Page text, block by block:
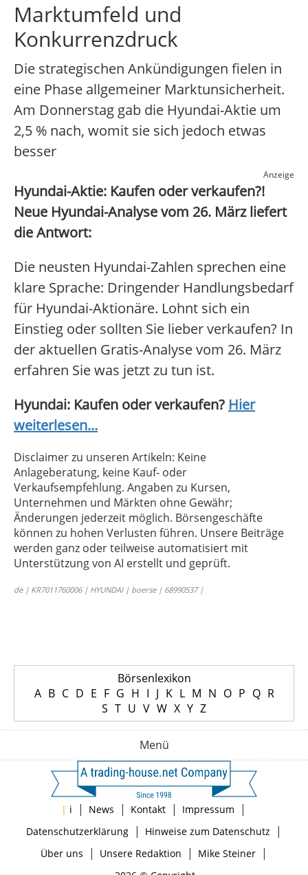
Marktumfeld und
Konkurrenzdruck
Die strategischen Ankündigungen fielen in
eine Phase allgemeiner Marktunsicherheit.
Am Donnerstag gab die Hyundai-Aktie um
2,5 % nach, womit sie sich jedoch etwas
besser
Anzeige
Hyundai-Aktie: Kaufen oder verkaufen?!
Neue Hyundai-Analyse vom 26. März liefert
die Antwort:
Die neusten Hyundai-Zahlen sprechen eine
klare Sprache: Dringender Handlungsbedarf
für Hyundai-Aktionäre. Lohnt sich ein
Einstieg oder sollten Sie lieber verkaufen? In
der aktuellen Gratis-Analyse vom 26. März
erfahren Sie was jetzt zu tun ist.
Hyundai: Kaufen oder verkaufen? Hier
weiterlesen...
Disclaimer zu unseren Artikeln: Keine
Anlageberatung, keine Kauf- oder
Verkaufsempfehlung. Angaben zu Kursen,
Unternehmen und Märkten ohne Gewähr;
Änderungen jederzeit möglich. Börsengeschäfte
können zu hohen Verlusten führen. Unsere Beiträge
werden ganz oder teilweise automatisiert mit
Unterstützung von AI erstellt und geprüft.
de | KR7011760006 | HYUNDAI | boerse | 68990537 |
Börsenlexikon
A B C D E F G H I J K L M N O P Q R
S T U V W X Y Z
Menü
| i | News | Kontakt | Impressum |
Datenschutzerklärung| Hinweise zum Datenschutz |
Über uns | Unsere Redaktion | Mike Steiner|